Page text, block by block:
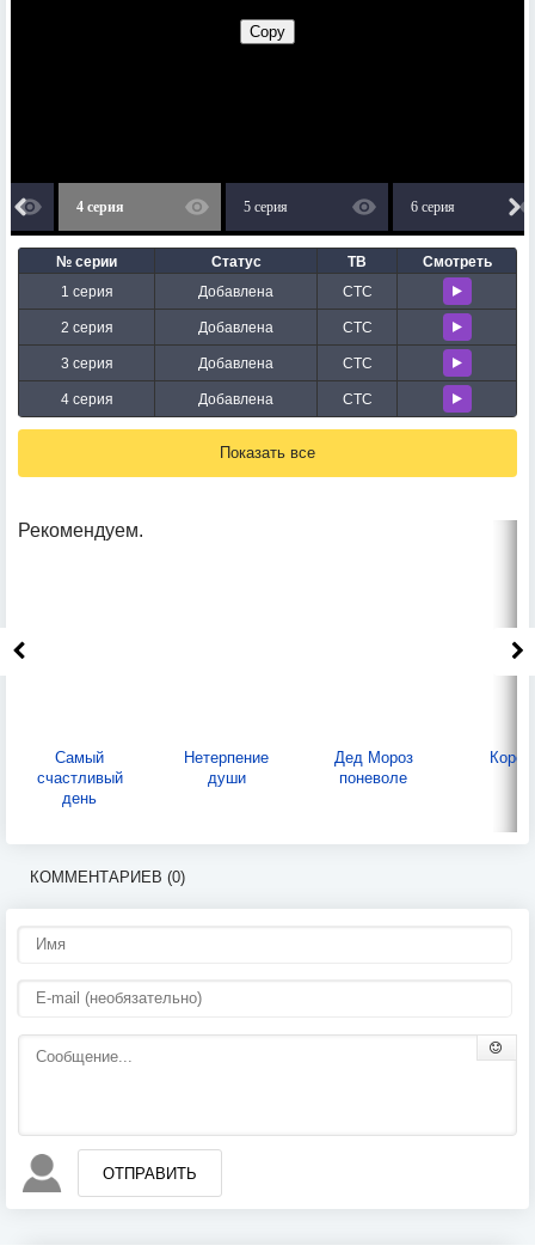
4 серия 5 серия 6 серия
№ серии Статус ТВ
Смотреть
1 серия
Добавлена СТС
2 серия Добавлена СТС
3 серия Добавлена СТС
4 серия Добавлена СТС
Показать все
Рекомендуем.
Самый
счастливый
день
Нетерпение
души
Дед Мороз
поневоле
КОММЕНТАРИЕВ (0)
ОТПРАВИТЬ